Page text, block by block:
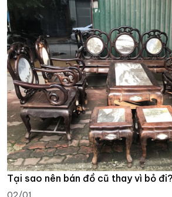
Tại sao nên bán đồ cũ thay vì bỏ đi?